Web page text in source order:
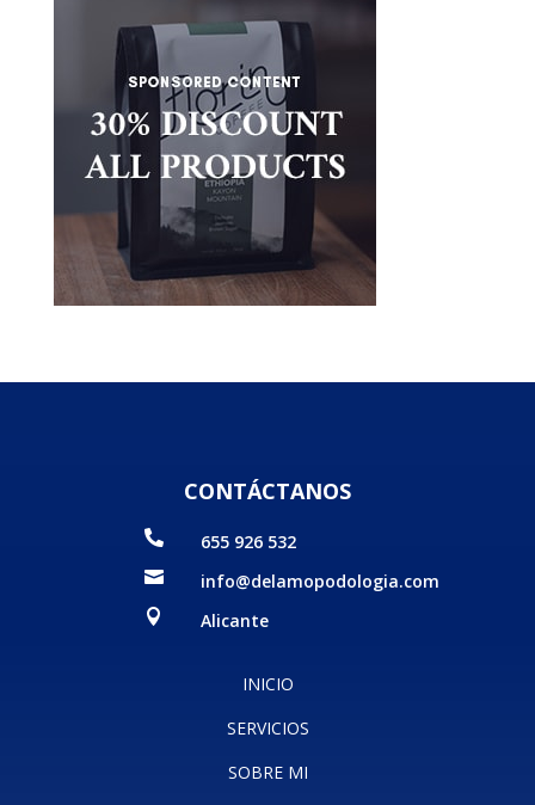
CONTÁCTANOS
 655 926 532
 info@delamopodologia.com
 Alicante
INICIO
SERVICIOS
SOBRE MI